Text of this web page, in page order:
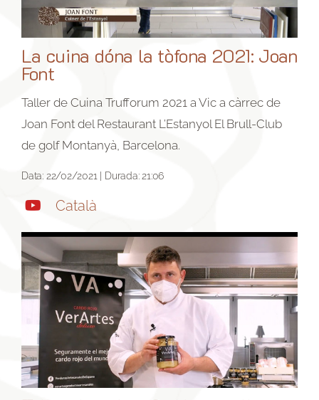
La cuina dóna la tòfona 2021: Joan
Font
Taller de Cuina Trufforum 2021 a Vic a càrrec de
Joan Font del Restaurant L’Estanyol El Brull-Club
de golf Montanyà, Barcelona.
Data: 22/02/2021 | Durada: 21:06
Català